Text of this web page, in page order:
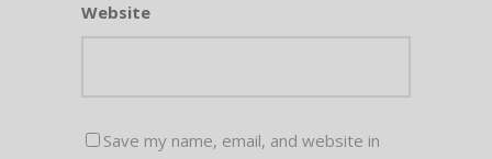
Website
Save my name, email, and website in